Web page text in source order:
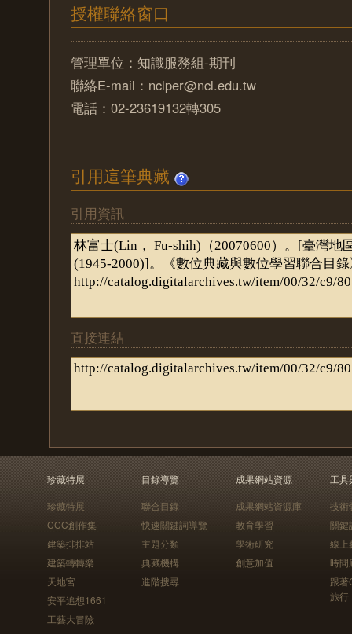
授權聯絡窗口
管理單位：知識服務組-期刊
聯絡E-mail：nclper@ncl.edu.tw
電話：02-23619132轉305
引用這筆典藏
引用資訊
直接連結
珍藏特展
珍藏特展
CCC創作集
建築排排站
建築轉轉樂
天地宮
安平追想1661
工藝大冒險
目錄導覽
聯合目錄
快速關鍵詞導覽
主題分類
典藏機構
進階搜尋
成果網站資源
成果網站資源庫
教育學習
學術研究
創意加值
工具
技術
關鍵
線上
時間
跟
旅行